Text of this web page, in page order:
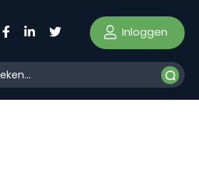
Inloggen